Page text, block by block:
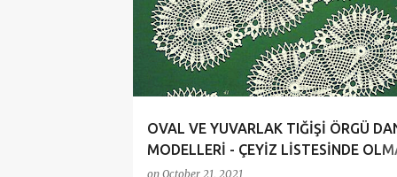
OVAL VE YUVARLAK TIĞİŞİ ÖRGÜ
MODELLERİ - ÇEYİZ LİSTESİNDE
GEREKENLERDEN
on October 21, 2021